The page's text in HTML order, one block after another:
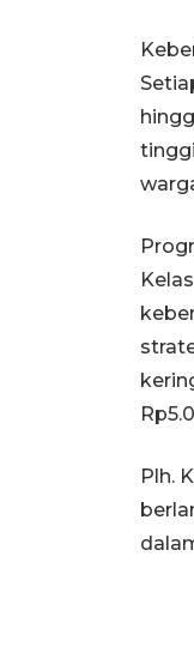
Plh.